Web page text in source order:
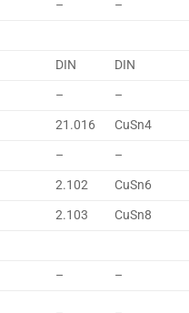
–
–
DIN
DIN
–
–
21.016
CuSn4
–
–
2.102
CuSn6
2.103 CuSn8
– –